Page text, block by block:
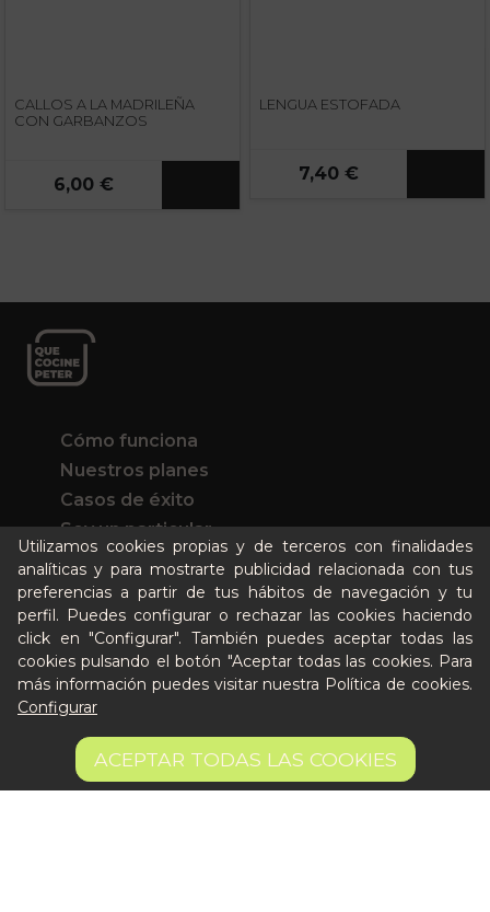
AÑADIR A LA CESTA
CALLOS A LA MADRILEÑA
CON GARBANZOS
6,00 €
LENGUA ESTOFADA
7,40 €
Utilizamos cookies propias y de terceros con finalidades
analíticas y para mostrarte publicidad relacionada con tus
preferencias a partir de tus hábitos de navegación y tu
perfil. Puedes configurar o rechazar las cookies haciendo
click en "Configurar". También puedes aceptar todas las
cookies pulsando el botón "Aceptar todas las cookies. Para
más información puedes visitar nuestra Política de cookies.
Configurar
ACEPTAR TODAS LAS COOKIES
Cómo funciona
Nuestros planes
Casos de éxito
Soy un particular
Quién es Peter
Recursos / Blog
Cultura
Llámanos al 644 52 51 02
Escríbenos al Whatsapp
De lunes a viernes de 8:30 a 14:00